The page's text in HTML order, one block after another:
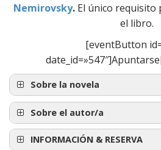
Nemirovsky. El único requisito
el libro.
[eventButton
Sobre la novela
Sobre el autor/a
INFORMACIÓN & RESERVA